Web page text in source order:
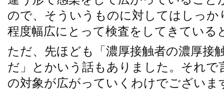
ので、そういうものに対してはしっ
程度幅広にとって検査をしてきている
ただ、先ほども「濃厚接触者の濃厚接
だ」とかいう話もありました。それで
の対象が広がっていくわけでございま